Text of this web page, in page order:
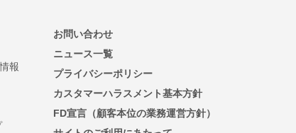
報
お問い合わせ
ニュース一覧
プライバシーポリシー
カスタマーハラスメント基本方針
FD宣言（顧客本位の業務運営方針）